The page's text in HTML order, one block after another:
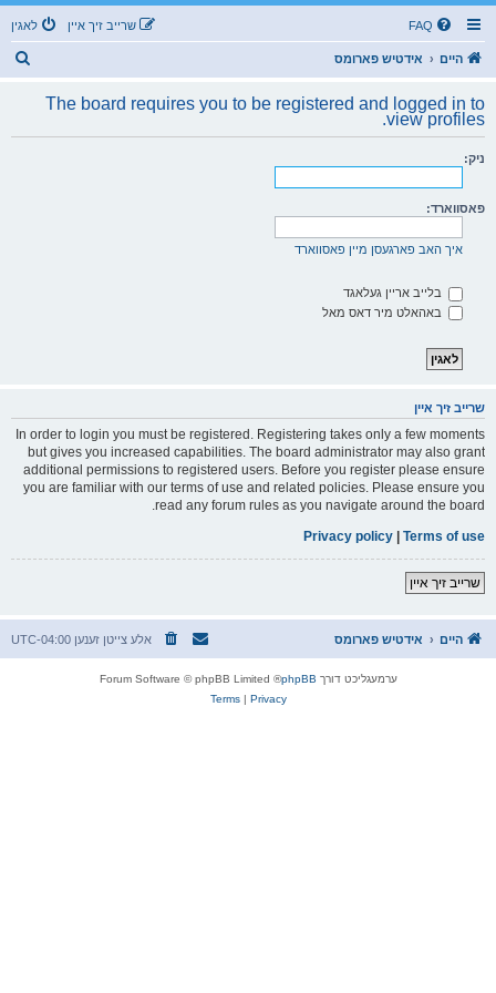
FAQ לאגין שרייב זיך איין
היים אידטיש פארומס
The board requires you to be registered and logged in to
view profiles.
ניק:
פאסווארד:
איך האב פארגעסן מיין פאסווארד
בלייב אריין געלאגד
באהאלט מיר דאס מאל
שרייב זיך איין
In order to login you must be registered. Registering takes only a few moments
but gives you increased capabilities. The board administrator may also grant
additional permissions to registered users. Before you register please ensure
you are familiar with our terms of use and related policies. Please ensure you
read any forum rules as you navigate around the board.
Terms of use
|
Privacy policy
שרייב זיך איין
היים אידטיש פארומס אלע צייטן זענען UTC-04:00
ערמעגליכט דורך phpBB
® Forum Software © phpBB Limited
Privacy
|
Terms